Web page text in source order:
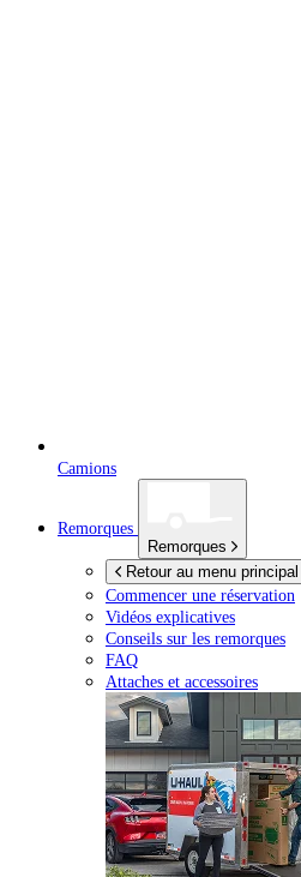
Camions
Remorques
Remorques
Retour au menu principal
Commencer une réservation
Vidéos explicatives
Conseils sur les remorques
FAQ
Attaches et accessoires